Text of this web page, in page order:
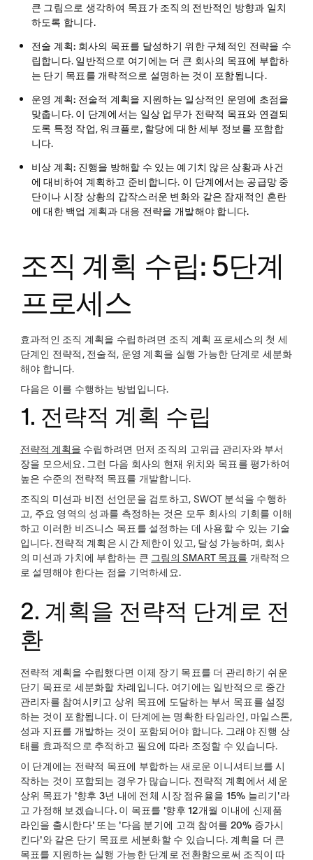
큰 그림으로 생각하여 목표가 조직의 전반적인 방향과 일치
하도록 합니다.
전술 계획: 회사의 목표를 달성하기 위한 구체적인 전략을 수
립합니다. 일반적으로 여기에는 더 큰 회사의 목표에 부합하
는 단기 목표를 개략적으로 설명하는 것이 포함됩니다.
운영 계획: 전술적 계획을 지원하는 일상적인 운영에 초점을
맞춥니다. 이 단계에서는 일상 업무가 전략적 목표와 연결되
도록 특정 작업, 워크플로, 할당에 대한 세부 정보를 포함합
니다.
비상 계획: 진행을 방해할 수 있는 예기치 않은 상황과 사건
에 대비하여 계획하고 준비합니다. 이 단계에서는 공급망 중
단이나 시장 상황의 갑작스러운 변화와 같은 잠재적인 혼란
에 대한 백업 계획과 대응 전략을 개발해야 합니다.
조직 계획 수립: 5단계
프로세스
효과적인 조직 계획을 수립하려면 조직 계획 프로세스의 첫 세
단계인 전략적, 전술적, 운영 계획을 실행 가능한 단계로 세분화
해야 합니다.
다음은 이를 수행하는 방법입니다.
1. 전략적 계획 수립
전략적 계획을 수립하려면 먼저 조직의 고위급 관리자와 부서
장을 모으세요. 그런 다음 회사의 현재 위치와 목표를 평가하여
높은 수준의 전략적 목표를 개발합니다.
조직의 미션과 비전 선언문을 검토하고, SWOT 분석을 수행하
고, 주요 영역의 성과를 측정하는 것은 모두 회사의 기회를 이해
하고 이러한 비즈니스 목표를 설정하는 데 사용할 수 있는 기술
입니다. 전략적 계획은 시간 제한이 있고, 달성 가능하며, 회사
의 미션과 가치에 부합하는 큰 그림의 SMART 목표를 개략적으
로 설명해야 한다는 점을 기억하세요.
2. 계획을 전략적 단계로 전
환
전략적 계획을 수립했다면 이제 장기 목표를 더 관리하기 쉬운
단기 목표로 세분화할 차례입니다. 여기에는 일반적으로 중간
관리자를 참여시키고 상위 목표에 도달하는 부서 목표를 설정
하는 것이 포함됩니다. 이 단계에는 명확한 타임라인, 마일스톤,
성과 지표를 개발하는 것이 포함되어야 합니다. 그래야 진행 상
태를 효과적으로 추적하고 필요에 따라 조정할 수 있습니다.
이 단계에는 전략적 목표에 부합하는 새로운 이니셔티브를 시
작하는 것이 포함되는 경우가 많습니다. 전략적 계획에서 세운
상위 목표가 '향후 3년 내에 전체 시장 점유율을 15% 늘리기'라
고 가정해 보겠습니다. 이 목표를 '향후 12개월 이내에 신제품
라인을 출시한다' 또는 '다음 분기에 고객 참여를 20% 증가시
킨다'와 같은 단기 목표로 세분화할 수 있습니다. 계획을 더 큰
목표를 지원하는 실행 가능한 단계로 전환함으로써 조직이 따